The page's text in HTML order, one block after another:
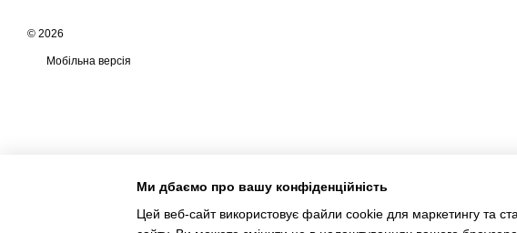
© 2026
Мобільна версія
Ми дбаємо про вашу конфіденційність
Цей веб-сайт використовує файли cookie для маркетингу та